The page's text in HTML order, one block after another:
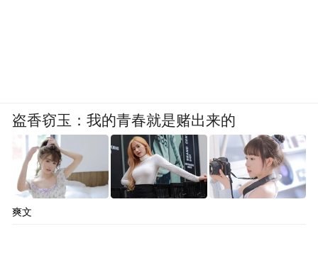
盗香窃玉：我的青春就是赌出来的
爽文